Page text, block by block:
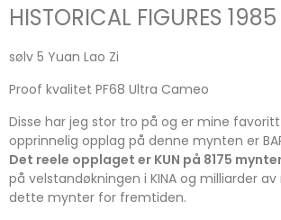
HISTORICAL FIGURES 1985
sølv 5 Yuan Lao Zi
Proof kvalitet PF68 Ultra Cameo
Disse har jeg stor tro på og er mine
opprinnelig opplag på denne mynten er
Det reele opplaget er KUN på 8175
på velstandøkningen i KINA og milliarder
dette mynter for fremtiden.